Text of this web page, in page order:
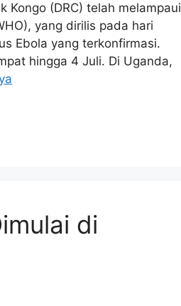
Kongo (DRC) telah melampaui
yang dirilis pada hari
Ebola yang terkonfirmasi.
hingga 4 Juli. Di Uganda,
di